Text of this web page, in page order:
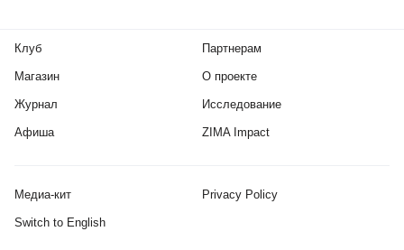
Клуб
Магазин
Журнал
Афиша
Партнерам
О проекте
Исследование
ZIMA Impact
Медиа-кит Privacy Policy
Switch to English